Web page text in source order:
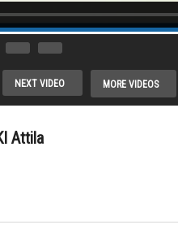
NEXT VIDEO MORE VIDEOS
A szlovákiai
magyarok
Attila